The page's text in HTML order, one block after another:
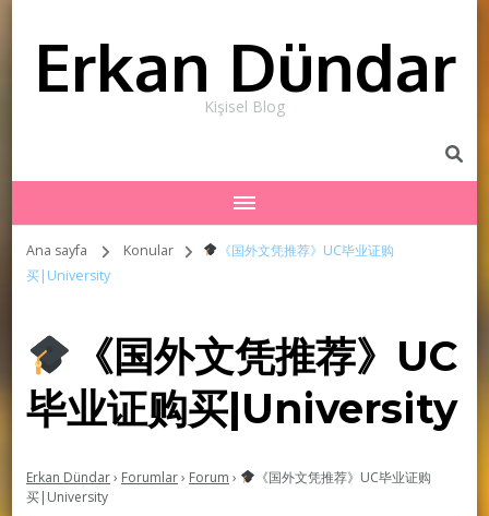
Erkan Dündar
Kişisel Blog
Ana sayfa Konular
《国外文凭推荐》UC毕业证购
买|University
《国外文凭推荐》UC
毕业证购买|University
Erkan Dündar› Forumlar› Forum ›
《国外文凭推荐》UC毕业证购
买|University